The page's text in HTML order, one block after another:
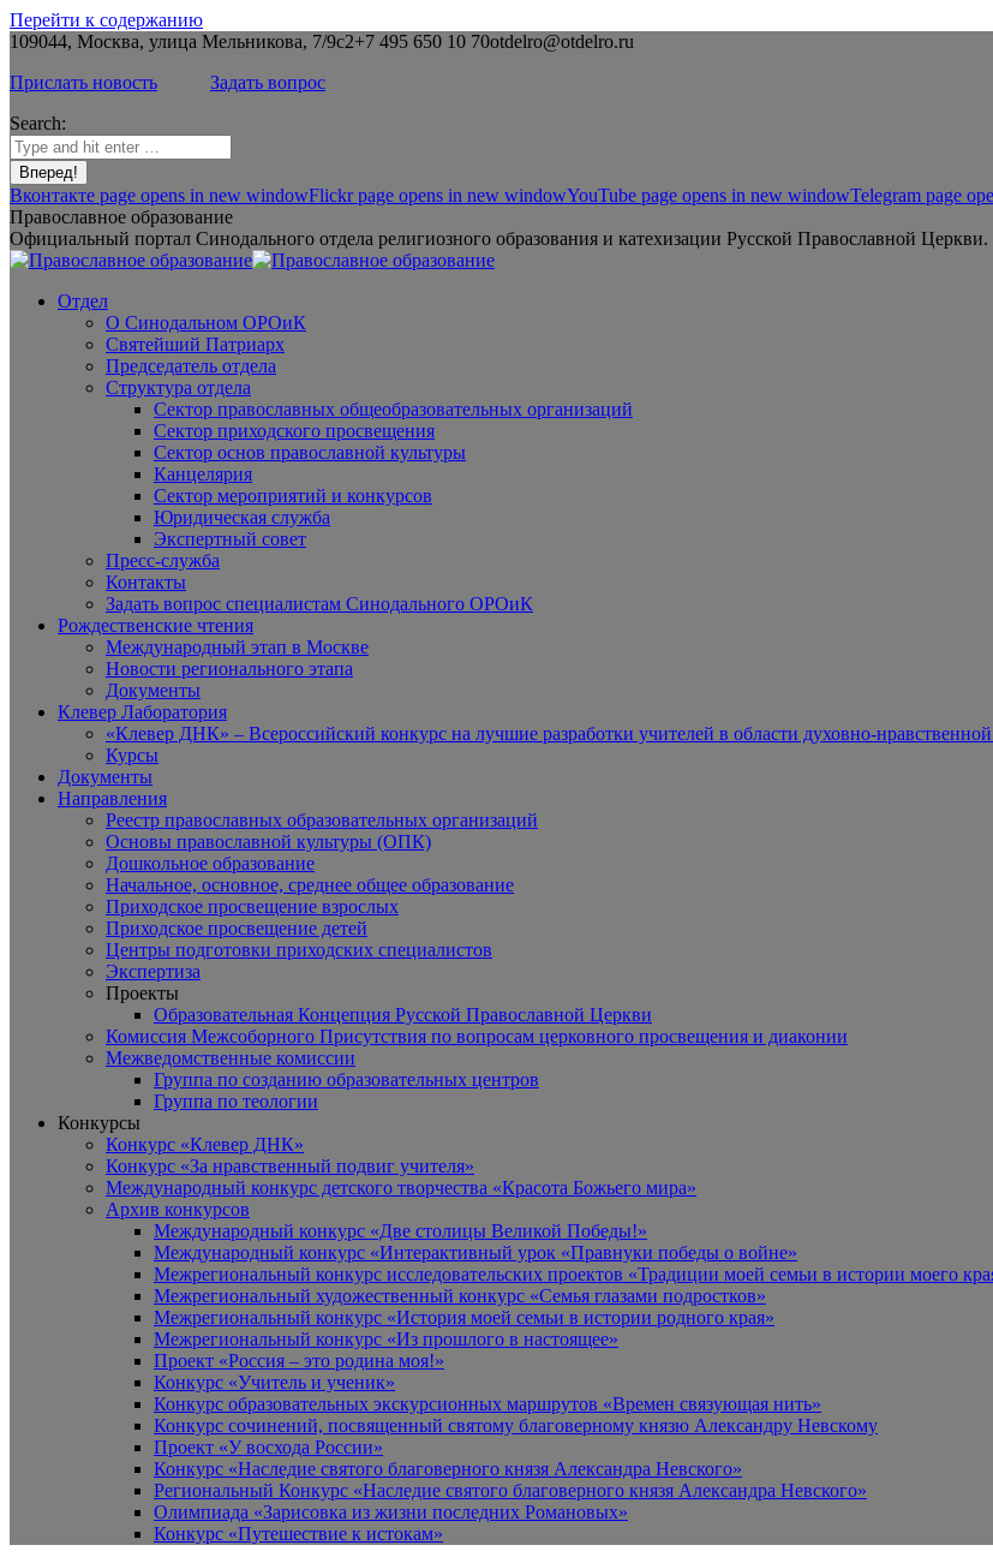
Перейти к содержанию
109044, Москва, улица Мельникова, 7/9с2+7 495 650 10 70otdelro@otdelro.ru
Прислать новость
Задать вопрос
Search:
Вконтакте page opens in new windowFlickr page opens in new windowYouTube page opens in new windowTelegram page
Православное образование
Официальный портал Синодального отдела религиозного образования и катехизации Русской Православной
Отдел
О Синодальном ОРОиК
Святейший Патриарх
Председатель отдела
Структура отдела
Сектор православных общеобразовательных организаций
Сектор приходского просвещения
Сектор основ православной культуры
Канцелярия
Сектор мероприятий и конкурсов
Юридическая служба
Экспертный совет
Пресс-служба
Контакты
Задать вопрос специалистам Синодального ОРОиК
Рождественские чтения
Международный этап в Москве
Новости регионального этапа
Документы
Клевер Лаборатория
«Клевер ДНК» – Всероссийский конкурс на лучшие разработки учителей в области духовно-
Курсы
Документы
Направления
Реестр православных образовательных организаций
Основы православной культуры (ОПК)
Дошкольное образование
Начальное, основное, среднее общее образование
Приходское просвещение взрослых
Приходское просвещение детей
Центры подготовки приходских специалистов
Экспертиза
Проекты
Образовательная Концепция Русской Православной Церкви
Комиссия Межсоборного Присутствия по вопросам церковного просвещения и диаконии
Межведомственные комиссии
Группа по созданию образовательных центров
Группа по теологии
Конкурсы
Конкурс «Клевер ДНК»
Конкурс «За нравственный подвиг учителя»
Международный конкурс детского творчества «Красота Божьего мира»
Архив конкурсов
Международный конкурс «Две столицы Великой Победы!»
Международный конкурс «Интерактивный урок «Правнуки победы о войне»
Межрегиональный конкурс исследовательских проектов «Традиции моей семьи в истории моего
Межрегиональный художественный конкурс «Семья глазами подростков»
Межрегиональный конкурс «История моей семьи в истории родного края»
Межрегиональный конкурс «Из прошлого в настоящее»
Проект «Россия – это родина моя!»
Конкурс «Учитель и ученик»
Конкурс образовательных экскурсионных маршрутов «Времен связующая нить»
Конкурс сочинений, посвященный святому благоверному князю Александру Невскому
Проект «У восхода России»
Конкурс «Наследие святого благоверного князя Александра Невского»
Региональный Конкурс «Наследие святого благоверного князя Александра Невского»
Олимпиада «Зарисовка из жизни последних Романовых»
Конкурс «Путешествие к истокам»